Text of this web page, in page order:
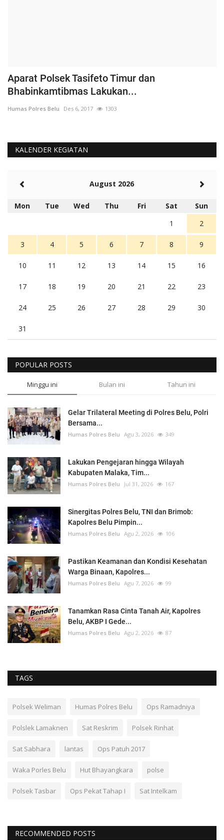
Aparat Polsek Tasifeto Timur dan
Bhabinkamtibmas Lakukan...
Humas Polres Belu Des 6, 2017 1303
KALENDER KEGIATAN
August 2026
Mon Tue Wed Thu Fri Sat
Sun
1
2
3 4 5 6 7 8 9
10 11 12 13 14 15 16
17 18 19 20 21 22 23
24 25 26 27 28 29 30
31
POPULAR POSTS
Minggu ini Bulan ini Tahun ini
Gelar Trilateral Meeting di Polres Belu, Polri
Bersama...
Humas Polres Belu Agu 3, 2026 349
Lakukan Pengejaran hingga Wilayah
Kabupaten Malaka, Tim...
Humas Polres Belu Jul 31, 2026 167
Sinergitas Polres Belu, TNI dan Brimob:
Kapolres Belu Pimpin...
Humas Polres Belu Agu 2, 2026 106
Pastikan Keamanan dan Kondisi Kesehatan
Warga Binaan, Kapolres...
Humas Polres Belu Agu 7, 2026 99
Tanamkan Rasa Cinta Tanah Air, Kapolres
Belu, AKBP I Gede...
Humas Polres Belu Agu 2, 2026 87
TAGS
Polsek Weliman Humas Polres Belu Ops Ramadniya
Polslek Lamaknen Sat Reskrim Polsek Rinhat
Sat Sabhara lantas Ops Patuh 2017
Waka Porles Belu Hut Bhayangkara polse
Polsek Tasbar Ops Pekat Tahap I Sat Intelkam
RECOMMENDED POSTS